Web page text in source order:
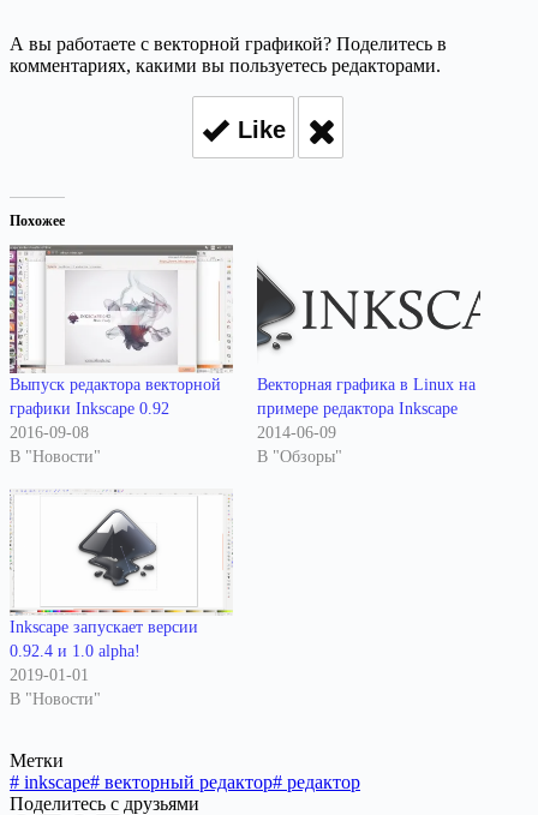
А вы работаете с векторной графикой? Поделитесь в
комментариях, какими вы пользуетесь редакторами.
Like
Похожее
Выпуск редактора векторной
графики Inkscape 0.92
2016-09-08
В "Новости"
Векторная графика в Linux на
примере редактора Inkscape
2014-06-09
В "Обзоры"
Inkscape запускает версии
0.92.4 и 1.0 alpha!
2019-01-01
В "Новости"
Метки
# inkscape# векторный редактор# редактор
Поделитесь с друзьями